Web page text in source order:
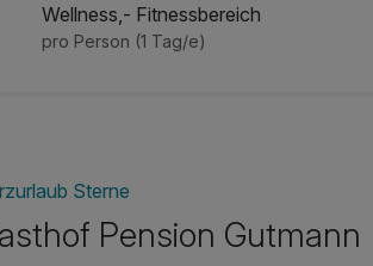
Wellness,- Fitnessbereich
pro Person (1 Tag/e)
Sterne
Pension Gutmann